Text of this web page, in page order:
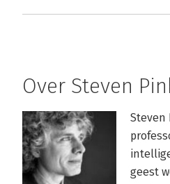
Over Steven
Steven
geest